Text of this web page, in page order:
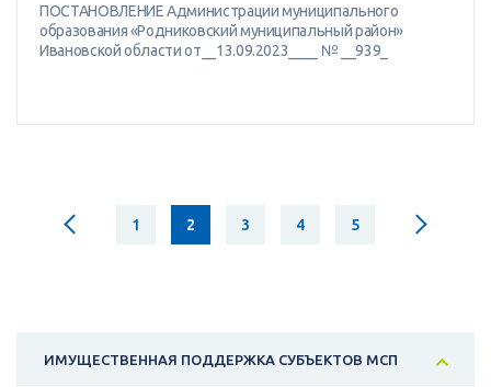
ПОСТАНОВЛЕНИЕ Администрации муниципального
образования «Родниковский муниципальный район»
Ивановской области от__13.09.2023____ № __939_
1 2 3 4 5
ИМУЩЕСТВЕННАЯ ПОДДЕРЖКА СУБЪЕКТОВ МСП